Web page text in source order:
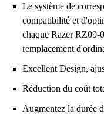
Le système de
compatibilité et
chaque Razer RZ09-
remplacement
Excellent Design,
Réduction du coût
Augmentez la durée